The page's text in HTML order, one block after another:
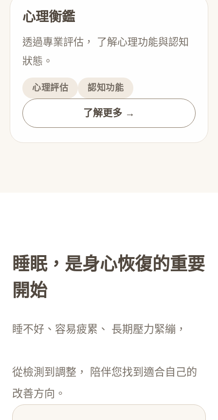
心理衡鑑
透過專業評估， 了解心理功能與認知
狀態。
心理評估 認知功能
了解更多 →
睡眠，是身心恢復的重要
開始
睡不好、容易疲累、 長期壓力緊繃，
從檢測到調整， 陪伴您找到適合自己的
改善方向。